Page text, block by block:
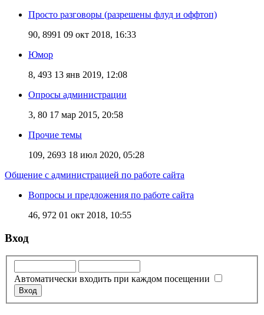
Просто разговоры (разрешены флуд и оффтоп)
90, 8991 09 окт 2018, 16:33
Юмор
8, 493 13 янв 2019, 12:08
Опросы администрации
3, 80 17 мар 2015, 20:58
Прочие темы
109, 2693 18 июл 2020, 05:28
Общение с администрацией по работе сайта
Вопросы и предложения по работе сайта
46, 972 01 окт 2018, 10:55
Вход
Автоматически входить при каждом посещении